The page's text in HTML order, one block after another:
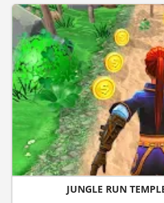
JUNGLE RUN